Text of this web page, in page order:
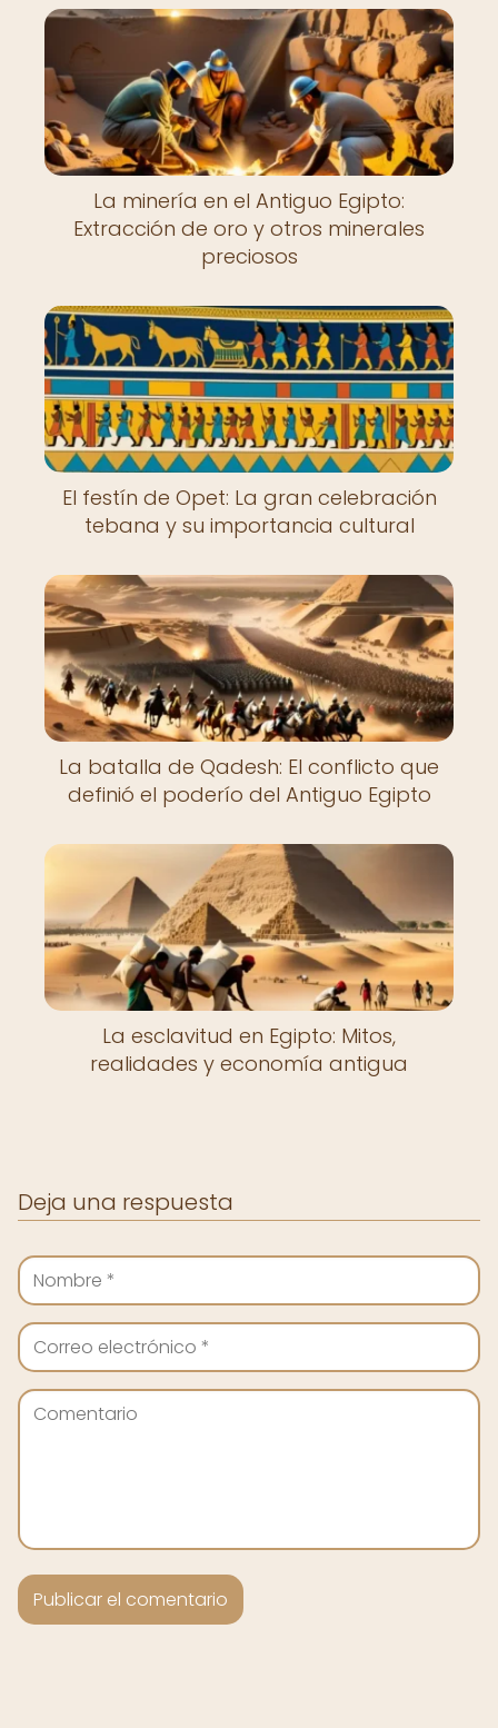
La minería en el Antiguo Egipto:
Extracción de oro y otros minerales
preciosos
El festín de Opet: La gran celebración
tebana y su importancia cultural
La batalla de Qadesh: El conflicto que
definió el poderío del Antiguo Egipto
La esclavitud en Egipto: Mitos,
realidades y economía antigua
Deja una respuesta